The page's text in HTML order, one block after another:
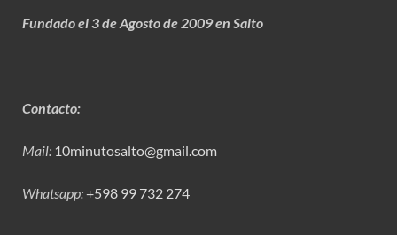
Fundado el 3 de Agosto de 2009 en Salto
Contacto:
Mail: 10minutosalto@gmail.com
Whatsapp:+598 99 732 274